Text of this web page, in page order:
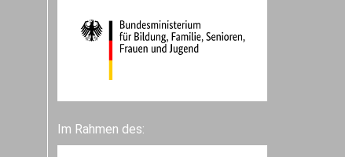
Im Rahmen des: